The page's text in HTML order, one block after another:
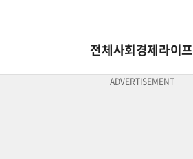
전체사회경제라이프